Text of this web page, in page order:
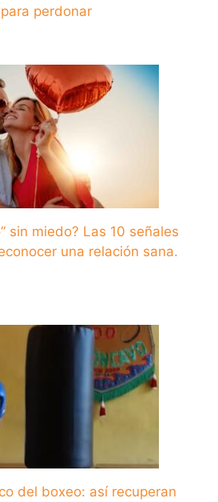
perdonar
sin miedo? Las 10 señales
una relación sana.
del boxeo: así recuperan